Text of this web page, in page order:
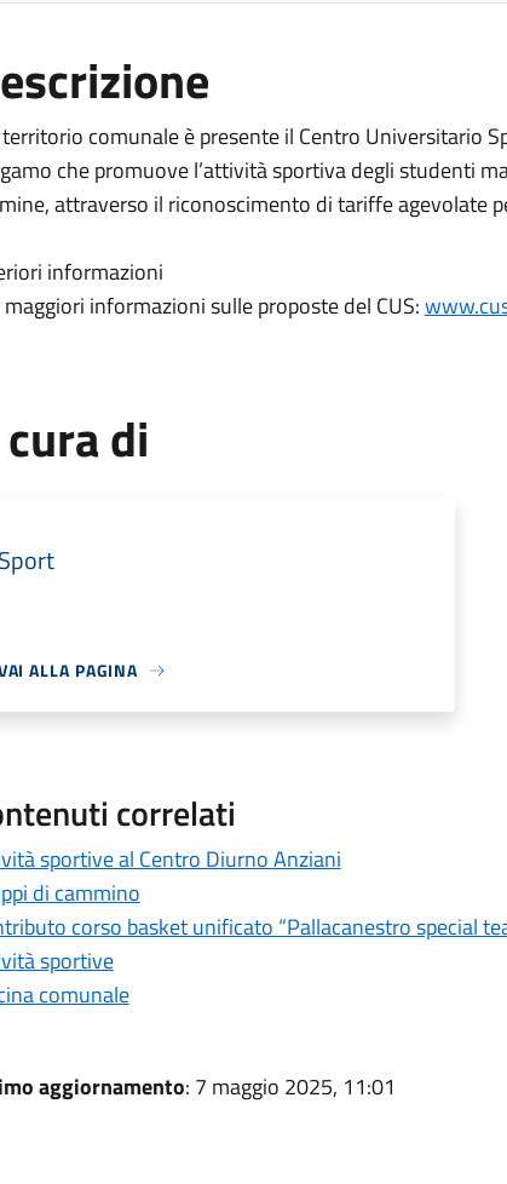
comunale è presente il Centro Universitario
che promuove l’attività sportiva degli studenti
attraverso il riconoscimento di tariffe agevolate
informazioni
maggiori informazioni sulle proposte del CUS:
di
Sport
ALLA PAGINA
correlati
sportive al Centro Diurno Anziani
di cammino
corso basket unificato “Pallacanestro special
sportive
comunale
aggiornamento: 7 maggio 2025, 11:01